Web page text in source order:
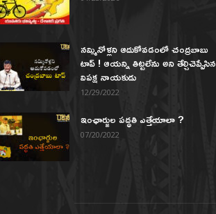
నమ్మినోళ్లని ఆదుకోవడంలో చంద్రబాబు
టాప్ ! ఆయన్ని తిట్టలేను అని తేల్చిచెప్పేసిన
విపక్ష నాయకుడు
12/29/2022
ఇంఛార్జుల పద్ధతి ఎత్తేయాలా ?
07/20/2022